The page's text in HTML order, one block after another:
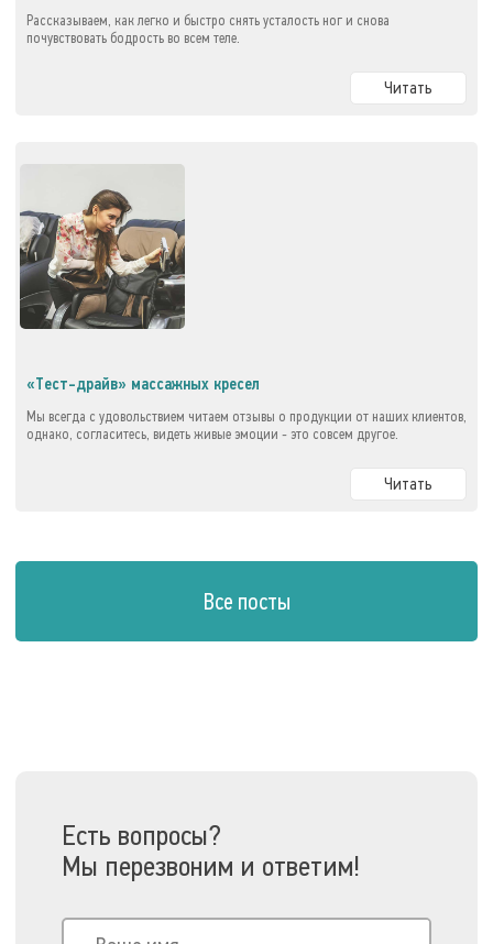
Рассказываем, как легко и быстро снять усталость ног и снова
почувствовать бодрость во всем теле.
Читать
«Тест-драйв» массажных кресел
Мы всегда с удовольствием читаем отзывы о продукции от наших клиентов,
однако, согласитесь, видеть живые эмоции - это совсем другое.
Читать
Все посты
Есть вопросы?
Мы перезвоним и ответим!